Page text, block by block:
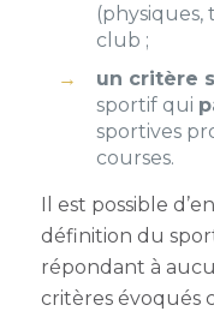
(physiques,
club ;
un critère
sportif qui
sportives
courses.
Il est possible
définition du
répondant à
critères évoqués